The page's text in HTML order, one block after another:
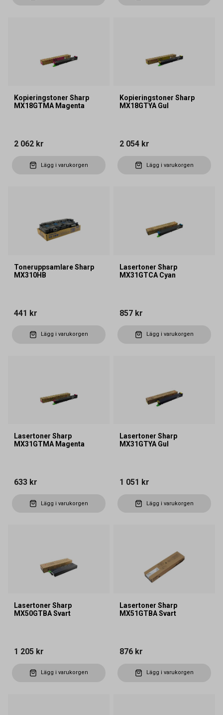
Kopieringstoner Sharp
MX18GTMA Magenta
2 062 kr
Lägg i varukorgen
Kopieringstoner Sharp
MX18GTYA Gul
2 054 kr
Lägg i varukorgen
Toneruppsamlare Sharp
MX310HB
441 kr
Lägg i varukorgen
Lasertoner Sharp
MX31GTCA Cyan
857 kr
Lägg i varukorgen
Lasertoner Sharp
MX31GTMA Magenta
633 kr
Lägg i varukorgen
Lasertoner Sharp
MX31GTYA Gul
1 051 kr
Lägg i varukorgen
Lasertoner Sharp
MX50GTBA Svart
1 205 kr
Lägg i varukorgen
Lasertoner Sharp
MX51GTBA Svart
876 kr
Lägg i varukorgen